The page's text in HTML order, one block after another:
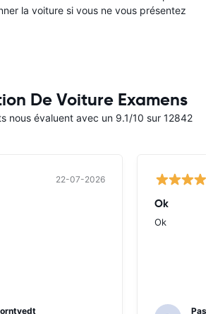
la voiture si vous ne vous présentez
De Voiture Examens
nous évaluent avec un 9.1/10 sur 12842
22-07-2026
Ok
Ok